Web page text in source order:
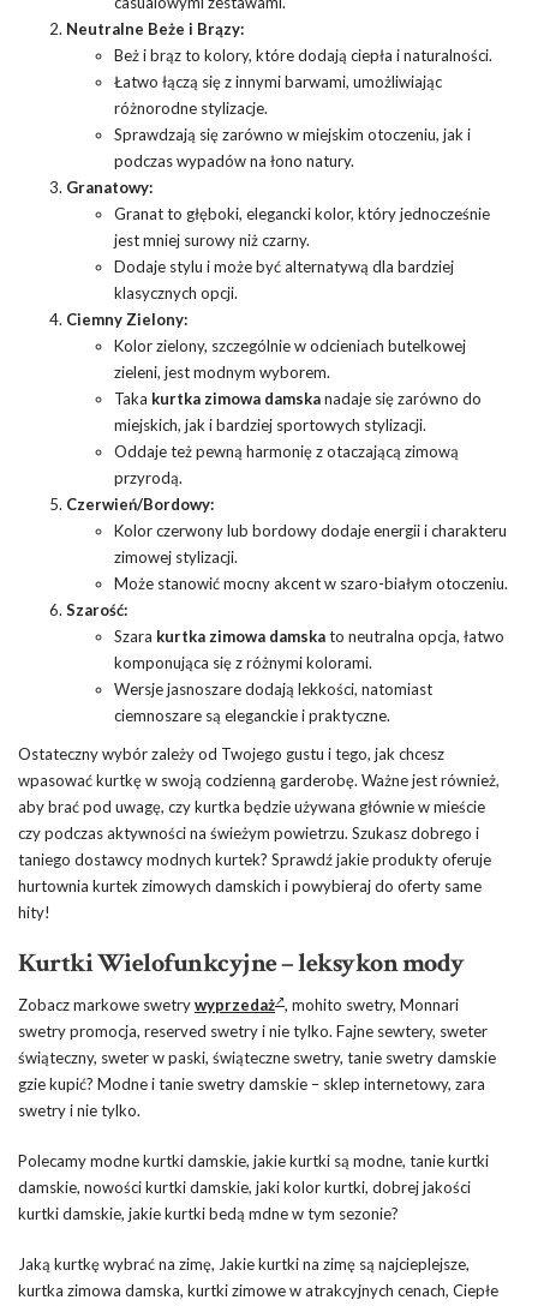
Neutralne Beże i Brązy:
Beż i brąz to kolory, które dodają ciepła i naturalności.
Łatwo łączą się z innymi barwami, umożliwiając
różnorodne stylizacje.
Sprawdzają się zarówno w miejskim otoczeniu, jak i
podczas wypadów na łono natury.
Granatowy:
Granat to głęboki, elegancki kolor, który jednocześnie
jest mniej surowy niż czarny.
Dodaje stylu i może być alternatywą dla bardziej
klasycznych opcji.
Ciemny Zielony:
Kolor zielony, szczególnie w odcieniach butelkowej
zieleni, jest modnym wyborem.
Taka kurtka zimowa damskanadaje się zarówno do
miejskich, jak i bardziej sportowych stylizacji.
Oddaje też pewną harmonię z otaczającą zimową
przyrodą.
Czerwień/Bordowy:
Kolor czerwony lub bordowy dodaje energii i charakteru
zimowej stylizacji.
Może stanowić mocny akcent w szaro-białym otoczeniu.
Szarość:
Szara kurtka zimowa damskato neutralna opcja, łatwo
komponująca się z różnymi kolorami.
Wersje jasnoszare dodają lekkości, natomiast
ciemnoszare są eleganckie i praktyczne.
Ostateczny wybór zależy od Twojego gustu i tego, jak chcesz
wpasować kurtkę w swoją codzienną garderobę. Ważne jest również,
aby brać pod uwagę, czy kurtka będzie używana głównie w mieście
czy podczas aktywności na świeżym powietrzu. Szukasz dobrego i
taniego dostawcy modnych kurtek? Sprawdź jakie produkty oferuje
hurtownia kurtek zimowych damskich i powybieraj do oferty same
hity!
Kurtki Wielofunkcyjne – leksykon mody
Zobacz markowe swetrywyprzedaż , mohito swetry, Monnari
swetry promocja, reserved swetry i nie tylko. Fajne sewtery, sweter
świąteczny, sweter w paski, świąteczne swetry, tanie swetry damskie
gzie kupić? Modne i tanie swetry damskie – sklep internetowy, zara
swetry i nie tylko.
Polecamy modne kurtki damskie, jakie kurtki są modne, tanie kurtki
damskie, nowości kurtki damskie, jaki kolor kurtki, dobrej jakości
kurtki damskie, jakie kurtki bedą mdne w tym sezonie?
Jaką kurtkę wybrać na zimę, Jakie kurtki na zimę są najcieplejsze,
kurtka zimowa damska, kurtki zimowe w atrakcyjnych cenach, Ciepłe